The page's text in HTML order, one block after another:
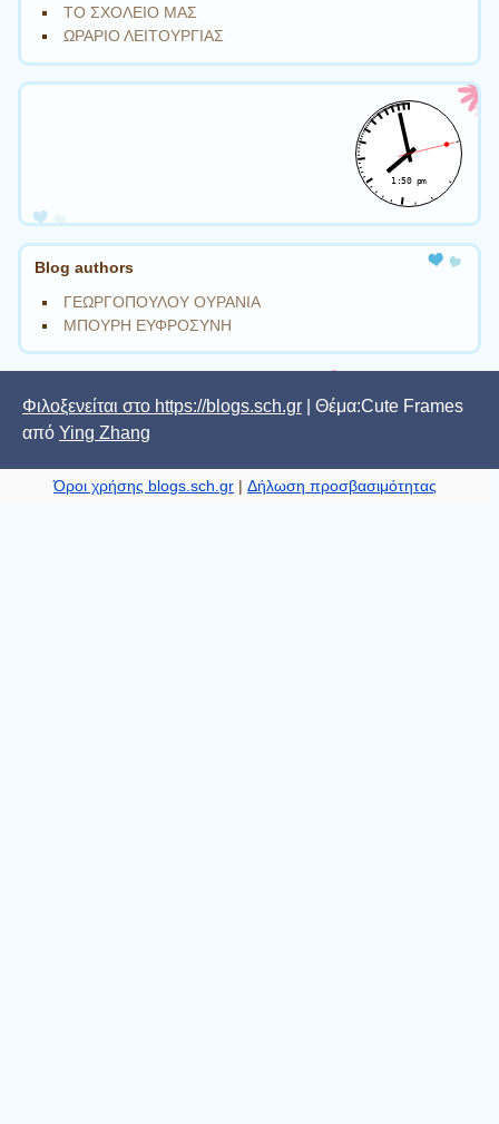
ΤΟ ΣΧΟΛΕΙΟ ΜΑΣ
ΩΡΑΡΙΟ ΛΕΙΤΟΥΡΓΙΑΣ
Blog authors
ΓΕΩΡΓΟΠΟΥΛΟΥ ΟΥΡΑΝΙΑ
ΜΠΟΥΡΗ ΕΥΦΡΟΣΥΝΗ
Φιλοξενείται στο https://blogs.sch.gr | Θέμα:Cute Frames
από Ying Zhang
Όροι χρήσης blogs.sch.gr |Δήλωση προσβασιμότητας